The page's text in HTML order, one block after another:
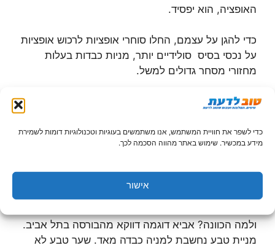
כדי לשפר את חוויית המשתמש, אנו משתמשים בעוגיות וטכנולוגיות דומות לשמירת
מידע במכשיר. שימוש באתר מהווה הסכמה לכך.
אישור
האופציה, הוא יפסיד.
כדי להגן על עצמם, החלו סוחרי אופציות לרכוש אופציות
על נכסי בסיס סולידיים יותר, מניות כבדות בעלות
מחזורי מסחר גדולים למשל.
נכון שהמניות הכבדות גם זזות בכבדות ושעריהן לא
שמכירים היטב את שוק ההון, מעדיפים לרכוש אופציה
בינארית על מניה כבדה גם לטווח זמן של חודש ויותר, כי
ולמה הכוונה? אביא דוגמה דווקא מהבורסה בתל אביב.
מניית טבע נחשבת למניה כבדה מאד. שער טבע לא